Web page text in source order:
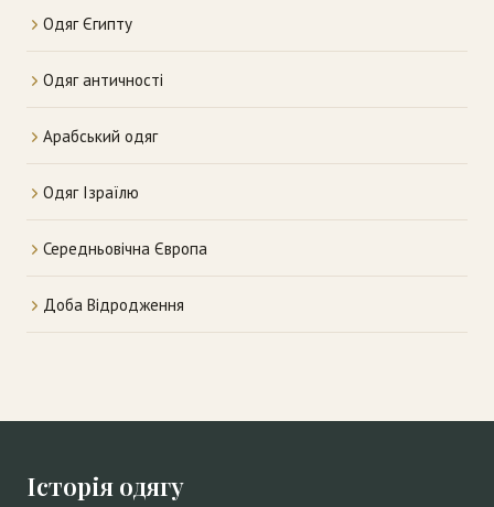
Одяг Єгипту
Одяг античності
Арабський одяг
Одяг Ізраїлю
Середньовічна Європа
Доба Відродження
Історія одягу